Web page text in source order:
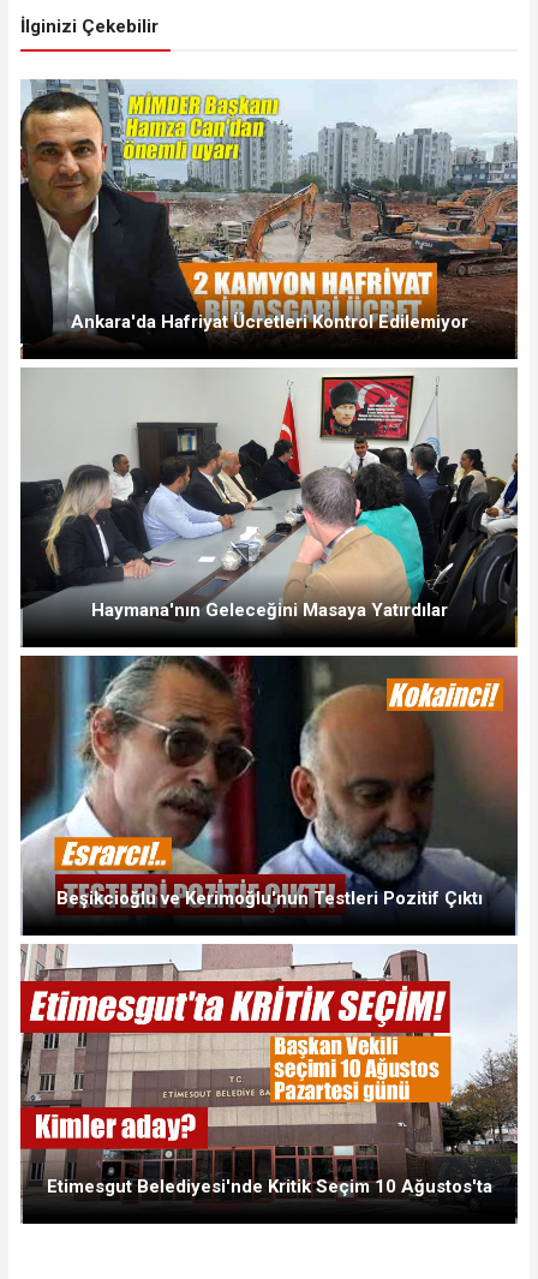
İlginizi Çekebilir
Ankara'da Hafriyat Ücretleri Kontrol Edilemiyor
Haymana'nın Geleceğini Masaya Yatırdılar
Beşikcioğlu ve Kerimoğlu'nun Testleri Pozitif Çıktı
Etimesgut Belediyesi'nde Kritik Seçim 10 Ağustos'ta